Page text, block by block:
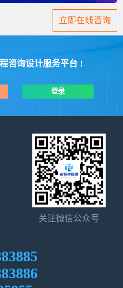
立即在线咨询
咨询设计服务平台 !
登录
关注微信公众号